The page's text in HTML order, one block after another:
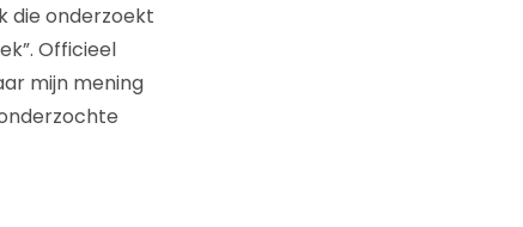
die onderzoekt
Officieel
mijn mening